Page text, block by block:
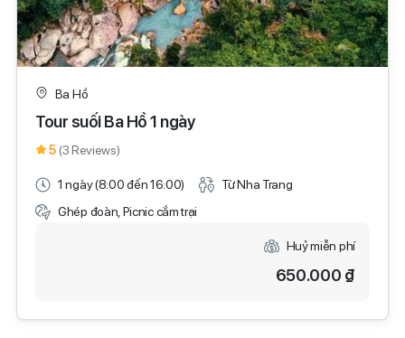
Ba Hồ
Tour suối Ba Hồ 1 ngày
5 (3 Reviews)
1 ngày (8:00 đến 16:00)
Từ Nha Trang
Ghép đoàn, Picnic cắm trại
Huỷ miễn phí
650.000 ₫